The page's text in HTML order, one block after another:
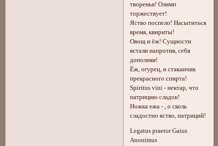
творенья! Олимп
торжествует!
Яство поспело! Насытиться
время, квириты!
Овощ и ёж! Сущности
встали напротив, себя
дополняя!
Ёж, огурец, и стаканчик
прекрасного спирта!
Spiritus vini - нектар, что
патрицию сладок!
Ножка ежа - , о сколь
сладостно яство, патриций!
Legatus praetor Gaius
Anonimus